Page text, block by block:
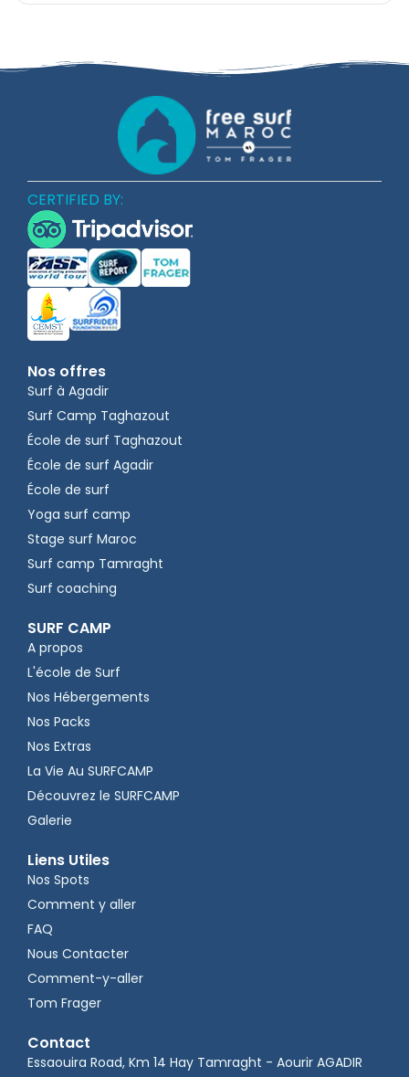
CERTIFIED BY:
Nos offres
Surf à Agadir
Surf Camp Taghazout
École de surf Taghazout
École de surf Agadir
École de surf
Yoga surf camp
Stage surf Maroc
Surf camp Tamraght
Surf coaching
SURF CAMP
A propos
L'école de Surf
Nos Hébergements
Nos Packs
Nos Extras
La Vie Au SURFCAMP
Découvrez le SURFCAMP
Galerie
Liens Utiles
Nos Spots
Comment y aller
FAQ
Nous Contacter
Comment-y-aller
Tom Frager
Contact
Essaouira Road, Km 14 Hay Tamraght - Aourir AGADIR